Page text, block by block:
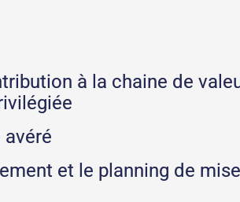
à la chaine de
et le planning de